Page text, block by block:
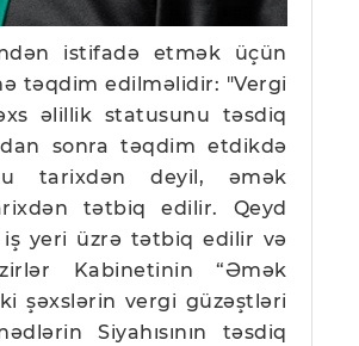
istifadə etmək üçün
təqdim edilməlidir: "Vergi
əlillik statusunu təsdiq
sonra təqdim etdikdə
tarixdən deyil, əmək
tətbiq edilir. Qeyd
iş yeri üzrə tətbiq edilir və
Kabinetinin “Əmək
şəxslərin vergi güzəştləri
Siyahısının təsdiq